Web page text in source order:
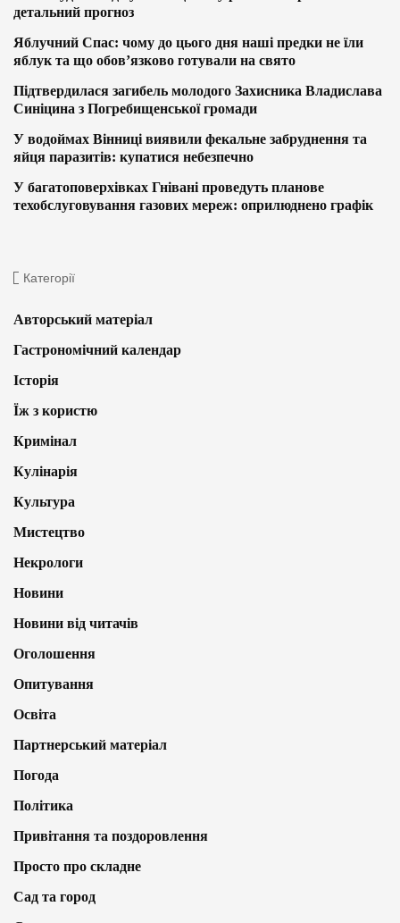
детальний прогноз
Яблучний Спас: чому до цього дня наші предки не їли
яблук та що обов’язково готували на свято
Підтвердилася загибель молодого Захисника Владислава
Синіцина з Погребищенської громади
У водоймах Вінниці виявили фекальне забруднення та
яйця паразитів: купатися небезпечно
У багатоповерхівках Гнівані проведуть планове
техобслуговування газових мереж: оприлюднено графік
Категорії
Авторський матеріал
Гастрономічний календар
Історія
Їж з користю
Кримінал
Кулінарія
Культура
Мистецтво
Некрологи
Новини
Новини від читачів
Оголошення
Опитування
Освіта
Партнерський матеріал
Погода
Політика
Привітання та поздоровлення
Просто про складне
Сад та город